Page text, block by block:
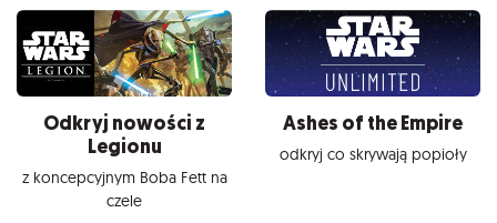
Odkryj nowości z
Legionu
z koncepcyjnym Boba Fett na
czele
Ashes of the Empire
odkryj co skrywają popioły